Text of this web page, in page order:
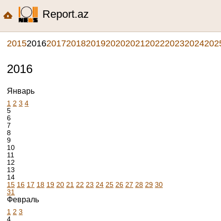
Report.az
2015201620172018201920202021202220232024
2016
Январь
1 2 3 4
5
6
7
8
9
10
11
12
13
14
15 16 17 18 19 20 21 22 23 24 25 26 27 28 29 30
31
Февраль
1 2 3
4